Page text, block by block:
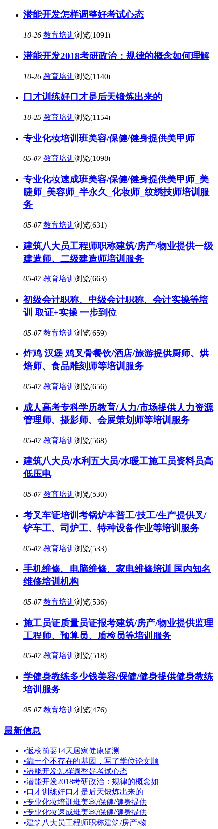
潜能开发怎样调整好考试心态
10-26 教育培训 浏览(1091)
潜能开发2018考研政治：规律的概念如何理解
10-26 教育培训 浏览(1140)
口才训练好口才是后天锻炼出来的
10-25 教育培训 浏览(1154)
专业化妆培训班美容/保健/健身提供美甲师
05-07 教育培训 浏览(1098)
专业化妆速成班美容/保健/健身提供美甲师_美
睫师_美容师_半永久_化妆师_纹绣技师培训服
务
05-07 教育培训 浏览(631)
建筑八大员工程师职称建筑/房产/物业提供一级
建造师、二级建造师培训服务
05-07 教育培训 浏览(663)
初级会计职称、中级会计职称、会计实操等培
训 取证+实操 一步到位
05-07 教育培训 浏览(659)
炸鸡 汉堡 鸡叉骨餐饮/酒店/旅游提供厨师、烘
焙师、食品雕刻师等培训服务
05-07 教育培训 浏览(656)
成人高考专科学历教育/人力/市场提供人力资源
管理师、摄影师、会展策划师等培训服务
05-07 教育培训 浏览(568)
建筑八大员/水利五大员/水暖工施工员资料员高
低压电
05-07 教育培训 浏览(530)
考叉车证培训考锅炉本普工/技工/生产提供叉/
铲车工、司炉工、特种设备作业等培训服务
05-07 教育培训 浏览(533)
手机维修、电脑维修、家电维修培训 国内知名
维修培训机构
05-07 教育培训 浏览(536)
施工员证质量员证报考建筑/房产/物业提供监理
工程师、预算员、质检员等培训服务
05-07 教育培训 浏览(518)
学健身教练多少钱美容/保健/健身提供健身教练
培训服务
05-07 教育培训 浏览(476)
最新信息
•返校前要14天居家健康监测
•靠一个不存在的基因，写了学位论文顺
•潜能开发怎样调整好考试心态
•潜能开发2018考研政治：规律的概念如
•口才训练好口才是后天锻炼出来的
•专业化妆培训班美容/保健/健身提供
•专业化妆速成班美容/保健/健身提供
•建筑八大员工程师职称建筑/房产/物